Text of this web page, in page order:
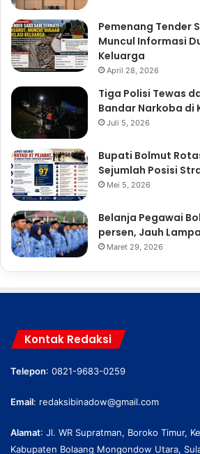
Pemenang Tender
Muncul Informasi
Keluarga
April 28, 2026
Tiga Polisi Tewas
Bandar Narkoba di
Juli 5, 2026
Bupati Bolmut
Sejumlah Posisi
Mei 5, 2026
Belanja Pegawai
persen, Jauh
Maret 29, 2026
Kontak Redaksi
Telepon: 0821-9683-0259
Email: redaksibinadow@gmail.com
Alamat: Jl. WR Supratman, Boroko Timur,
Kabupaten Bolaang Mongondow Utara,